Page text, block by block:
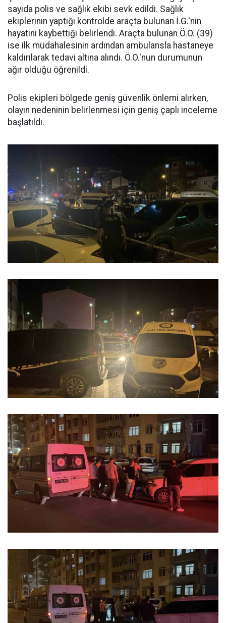
sayıda polis ve sağlık ekibi sevk edildi. Sağlık
ekiplerinin yaptığı kontrolde araçta bulunan İ.G.'nin
hayatını kaybettiği belirlendi. Araçta bulunan Ö.O. (39)
ise ilk müdahalesinin ardından ambulansla hastaneye
kaldırılarak tedavi altına alındı. Ö.O.'nun durumunun
ağır olduğu öğrenildi.
Polis ekipleri bölgede geniş güvenlik önlemi alırken,
olayın nedeninin belirlenmesi için geniş çaplı inceleme
başlatıldı.